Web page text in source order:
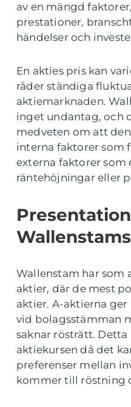
av en mängd
prestationer,
händelser och
En akties pris kan
råder ständiga
aktiemarknaden.
inget undantag, och
medveten om att
interna faktorer som
externa faktorer som
räntehöjningar eller
Wallenstam har som
aktier, där de mest
aktier. A-aktierna
vid bolagsstämman
saknar rösträtt. Detta
aktiekursen då det
preferenser mellan
kommer till röstning